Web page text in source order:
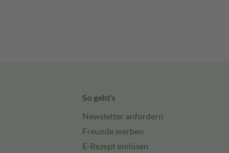
So geht's
Newsletter anfordern
Freunde werben
E-Rezept einlösen